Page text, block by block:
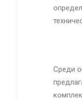
Среди